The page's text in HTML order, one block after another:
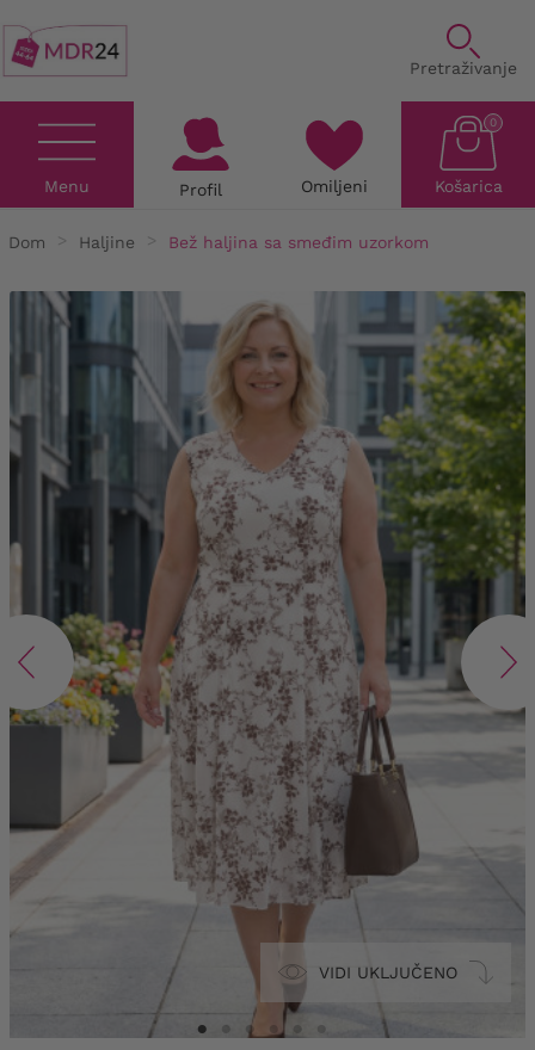
Pretraživanje
Menu Profil Omiljeni Košarica
0
Dom Haljine Bež haljina sa smeđim uzorkom
VIDI UKLJUČENO